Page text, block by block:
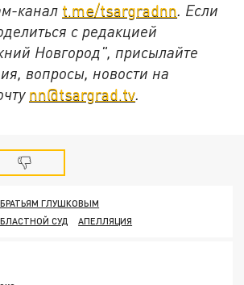
канал t.me/tsargradnn. Если
с редакцией
Новгород", присылайте
вопросы, новости на
nn@tsargrad.tv.
ГЛУШКОВЫМ
СУД
АПЕЛЛЯЦИЯ